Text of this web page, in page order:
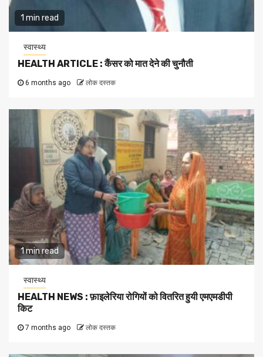
1 min read
स्वास्थ्य
HEALTH ARTICLE : कैंसर को मात देने की चुनौती
6 months ago लोक दस्तक
1 min read
स्वास्थ्य
HEALTH NEWS : फ़ाइलेरिया रोगियों को वितरित हुयी एमएमडीपी
किट
7 months ago लोक दस्तक